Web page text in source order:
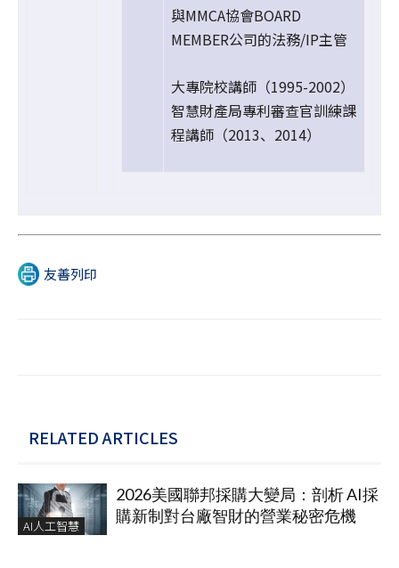
與MMCA協會BOARD
MEMBER公司的法務/IP主管
大專院校講師（1995-2002）
智慧財產局專利審查官訓練課
程講師（2013、2014）
友善列印
RELATED ARTICLES
AI人工智慧
2026美國聯邦採購大變局：剖析 AI採
購新制對台廠智財的營業秘密危機